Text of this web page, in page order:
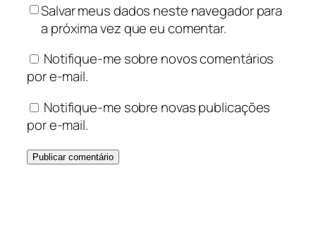
Salvar meus dados neste navegador para
a próxima vez que eu comentar.
Notifique-me sobre novos comentários
por e-mail.
Notifique-me sobre novas publicações
por e-mail.